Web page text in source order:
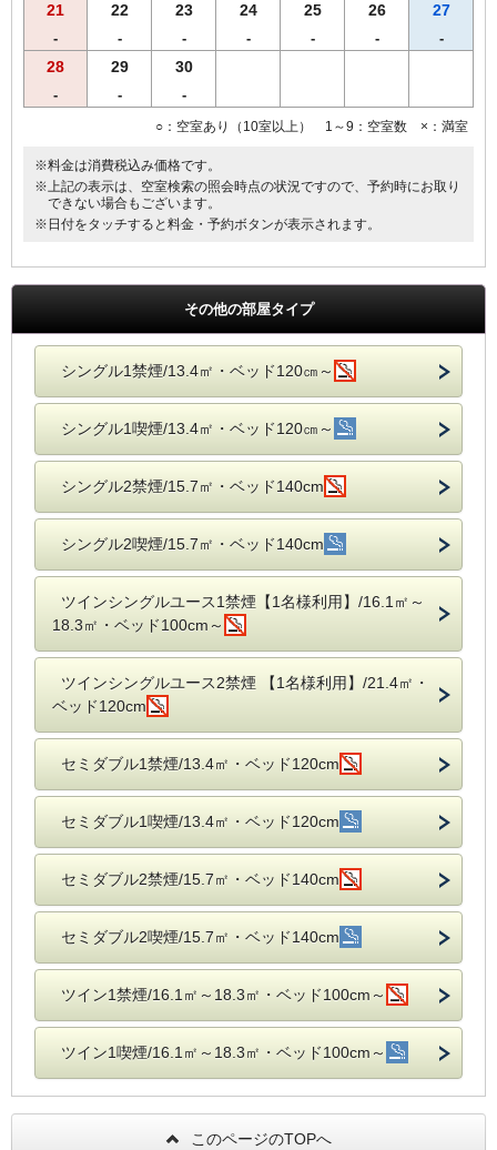
21
-
22
-
23
-
24
-
25
-
26
-
27
-
28
-
29
-
30
-
○：空室あり（10室以上） 1～9：空室数 ×：満室
※料金は消費税込み価格です。
※上記の表示は、空室検索の照会時点の状況ですので、予約時にお取り
できない場合もございます。
※日付をタッチすると料金・予約ボタンが表示されます。
その他の部屋タイプ
シングル1禁煙/13.4㎡・ベッド120㎝～
シングル1喫煙/13.4㎡・ベッド120㎝～
シングル2禁煙/15.7㎡・ベッド140cm
シングル2喫煙/15.7㎡・ベッド140cm
ツインシングルユース1禁煙【1名様利用】/16.1㎡～
18.3㎡・ベッド100cm～
ツインシングルユース2禁煙 【1名様利用】/21.4㎡・
ベッド120cm
セミダブル1禁煙/13.4㎡・ベッド120cm
セミダブル1喫煙/13.4㎡・ベッド120cm
セミダブル2禁煙/15.7㎡・ベッド140cm
セミダブル2喫煙/15.7㎡・ベッド140cm
ツイン1禁煙/16.1㎡～18.3㎡・ベッド100cm～
ツイン1喫煙/16.1㎡～18.3㎡・ベッド100cm～
このページのTOPへ